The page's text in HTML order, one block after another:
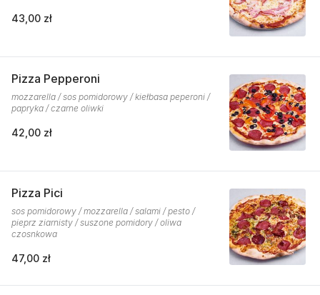
43,00 zł
Pizza Pepperoni
mozzarella / sos pomidorowy / kiełbasa peperoni /
papryka / czarne oliwki
42,00 zł
Pizza Pici
sos pomidorowy / mozzarella / salami / pesto /
pieprz ziarnisty / suszone pomidory / oliwa
czosnkowa
47,00 zł